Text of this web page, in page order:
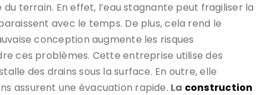
terrain. En effet, l’eau stagnante peut fragiliser la
avec le temps. De plus, cela rend le
conception augmente les risques
ces problèmes. Cette entreprise utilise des
des drains sous la surface. En outre, elle
assurent une évacuation rapide. La construction